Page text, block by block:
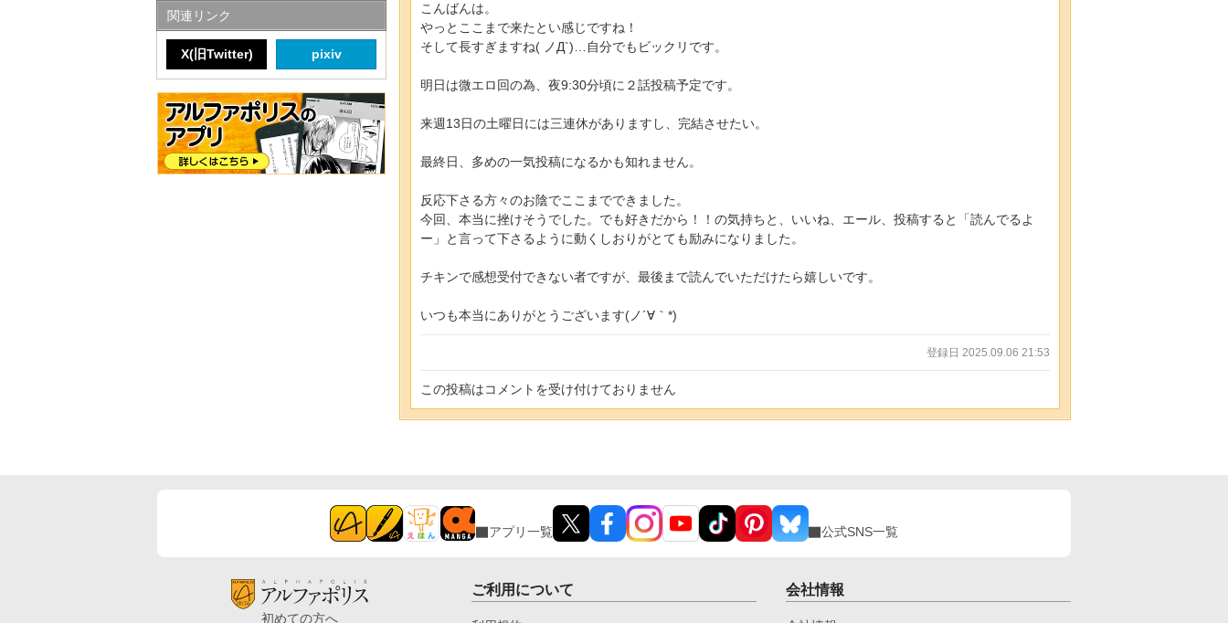
こんばんは。
やっとここまで来たとい感じですね！
そして長すぎますね( ノД`)…自分でもビックリです。
明日は微エロ回の為、夜9:30分頃に２話投稿予定です。
来週13日の土曜日には三連休がありますし、完結させたい。
最終日、多めの一気投稿になるかも知れません。
反応下さる方々のお陰でここまでできました。
今回、本当に挫けそうでした。でも好きだから！！の気持ちと、いいね、エール、投稿すると「読んでるよ
ー」と言って下さるように動くしおりがとても励みになりました。
チキンで感想受付できない者ですが、最後まで読んでいただけたら嬉しいです。
いつも本当にありがとうございます(ノ´∀｀*)
登録日 2025.09.06 21:53
この投稿はコメントを受け付けておりません
関連リンク
X(旧Twitter) pixiv
アプリ一覧 公式SNS一覧
初めての方へ
ご利用について 会社情報